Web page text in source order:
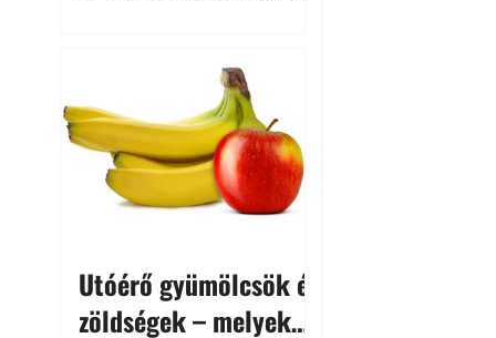
kertészkedés sokak számára
kikapcsolódást és feltöltődést
is jelent.
Utóérő gyümölcsök és
zöldségek – melyek